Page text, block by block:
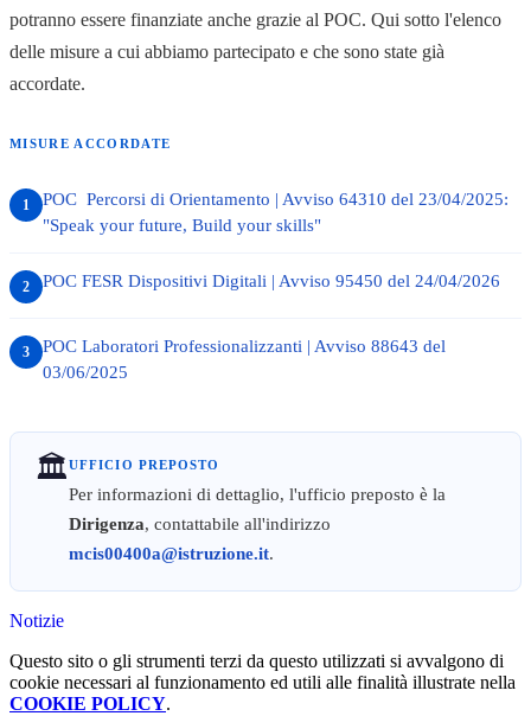
potranno essere finanziate anche grazie al POC. Qui sotto l'elenco
delle misure a cui abbiamo partecipato e che sono state già
accordate.
MISURE ACCORDATE
POC Percorsi di Orientamento | Avviso 64310 del 23/04/2025:
"Speak your future, Build your skills"
POC FESR Dispositivi Digitali | Avviso 95450 del 24/04/2026
POC Laboratori Professionalizzanti | Avviso 88643 del
03/06/2025
🏛️UFFICIO PREPOSTO
Per informazioni di dettaglio, l'ufficio preposto è la
Dirigenza, contattabile all'indirizzo
mcis00400a@istruzione.it.
Notizie
Questo sito o gli strumenti terzi da questo utilizzati si avvalgono di
cookie necessari al funzionamento ed utili alle finalità illustrate nella
COOKIE POLICY.